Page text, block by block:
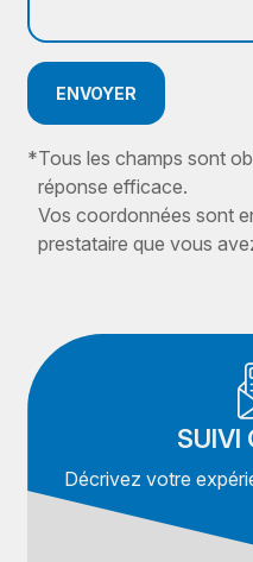
ENVOYER
*Tous les champs sont
réponse efficace.
Vos coordonnées sont
prestataire que vous
SUIVI
Décrivez votre